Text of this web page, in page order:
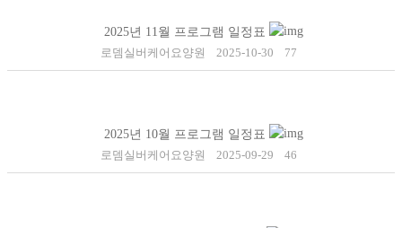
2025년 11월 프로그램 일정표
로뎀실버케어요양원
2025-10-30 77
2025년 10월 프로그램 일정표
로뎀실버케어요양원
2025-09-29 46